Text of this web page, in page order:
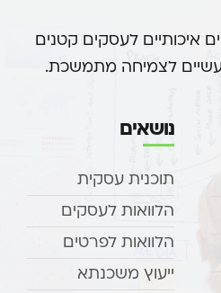
איכותיים לעסקים קטנים
מעשיים לצמיחה מתמשכת.
נושאים
תוכנית עסקית
הלוואות לעסקים
הלוואות לפרטים
ייעוץ משכנתא